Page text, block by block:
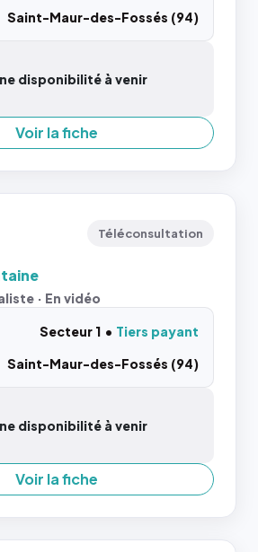
Saint-Maur-des-Fossés (94)
disponibilité à venir
Voir la fiche
Téléconsultation
· En vidéo
Secteur 1
Tiers payant
Saint-Maur-des-Fossés (94)
disponibilité à venir
Voir la fiche